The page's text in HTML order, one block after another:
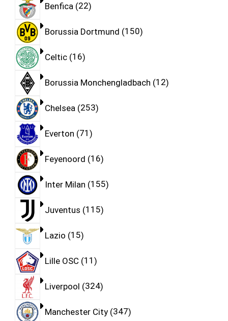
Benfica 22
Borussia Dortmund 150
Celtic 16
Borussia Monchengladbach 12
Chelsea 253
Everton 71
Feyenoord 16
Inter Milan 155
Juventus 115
Lazio 15
Lille OSC 11
Liverpool 324
Manchester City 347